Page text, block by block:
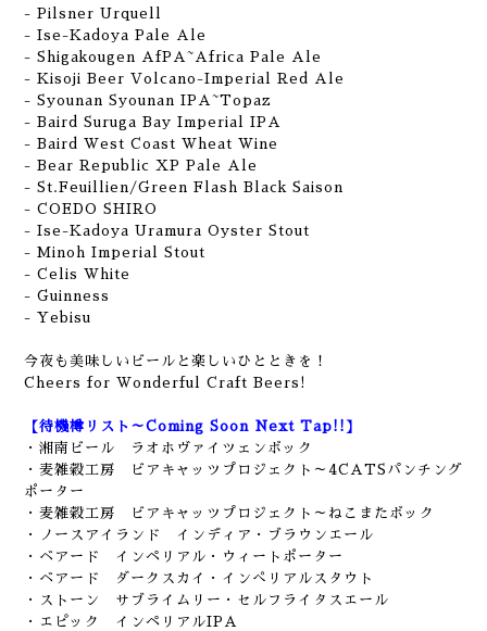
- Pilsner Urquell
- Ise-Kadoya Pale Ale
- Shigakougen AfPA~Africa Pale Ale
- Kisoji Beer Volcano-Imperial Red Ale
- Syounan Syounan IPA~Topaz
- Baird Suruga Bay Imperial IPA
- Baird West Coast Wheat Wine
- Bear Republic XP Pale Ale
- St.Feuillien/Green Flash Black Saison
- COEDO SHIRO
- Ise-Kadoya Uramura Oyster Stout
- Minoh Imperial Stout
- Celis White
- Guinness
- Yebisu
今夜も美味しいビールと楽しいひとときを！
Cheers for Wonderful Craft Beers!
【待機樽リスト～Coming Soon Next Tap!!】
・湘南ビール ラオホヴァイツェンボック
・麦雑穀工房 ビアキャッツプロジェクト～4CATSパンチング
ポーター
・麦雑穀工房 ビアキャッツプロジェクト～ねこまたボック
・ノースアイランド インディア・ブラウンエール
・ベアード インペリアル・ウィートポーター
・ベアード ダークスカイ・インぺリアルスタウト
・ストーン サブライムリー・セルフライタスエール
・エピック インペリアルIPA